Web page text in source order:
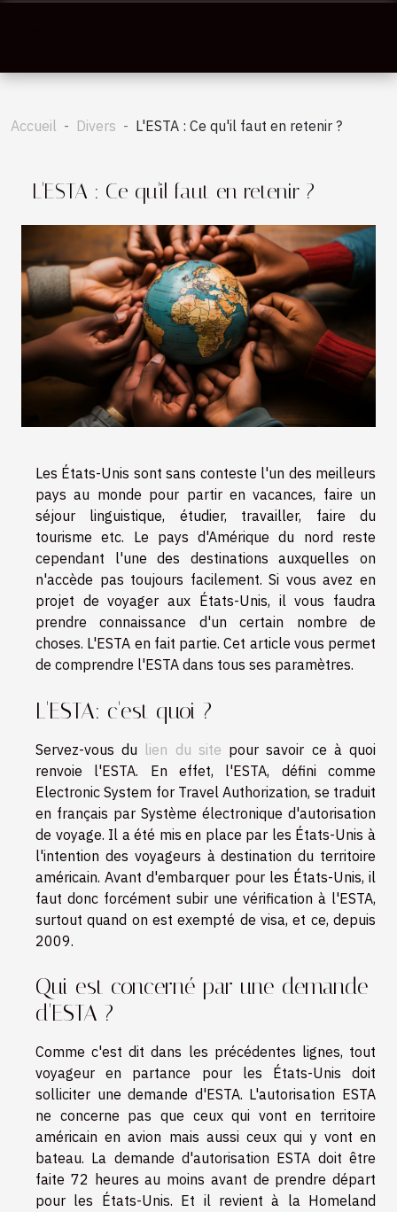
Accueil Divers L'ESTA : Ce qu'il faut en retenir ?
L'ESTA : Ce qu'il faut en retenir ?
Les États-Unis sont sans conteste l'un des meilleurs
pays au monde pour partir en vacances, faire un
séjour linguistique, étudier, travailler, faire du
tourisme etc. Le pays d'Amérique du nord reste
cependant l'une des destinations auxquelles on
n'accède pas toujours facilement. Si vous avez en
projet de voyager aux États-Unis, il vous faudra
prendre connaissance d'un certain nombre de
choses. L'ESTA en fait partie. Cet article vous permet
de comprendre l'ESTA dans tous ses paramètres.
L'ESTA: c'est quoi ?
Servez-vous du lien du site pour savoir ce à quoi
renvoie l'ESTA. En effet, l'ESTA, défini comme
Electronic System for Travel Authorization, se traduit
en français par Système électronique d'autorisation
de voyage. Il a été mis en place par les États-Unis à
l'intention des voyageurs à destination du territoire
américain. Avant d'embarquer pour les États-Unis, il
faut donc forcément subir une vérification à l'ESTA,
surtout quand on est exempté de visa, et ce, depuis
2009.
Qui est concerné par une demande
d'ESTA ?
Comme c'est dit dans les précédentes lignes, tout
voyageur en partance pour les États-Unis doit
solliciter une demande d'ESTA. L'autorisation ESTA
ne concerne pas que ceux qui vont en territoire
américain en avion mais aussi ceux qui y vont en
bateau. La demande d'autorisation ESTA doit être
faite 72 heures au moins avant de prendre départ
pour les États-Unis. Et il revient à la Homeland